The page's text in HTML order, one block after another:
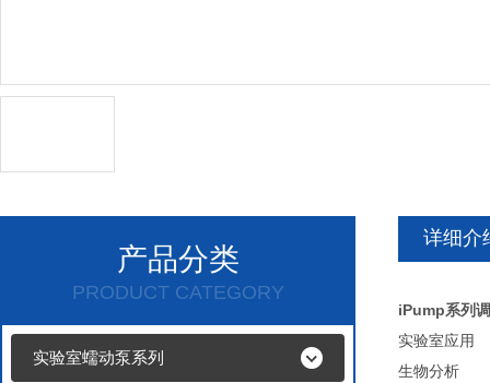
产品分类
PRODUCT CATEGORY
实验室蠕动泵系列
详细介
iPump系列
实验室应用
生物分析